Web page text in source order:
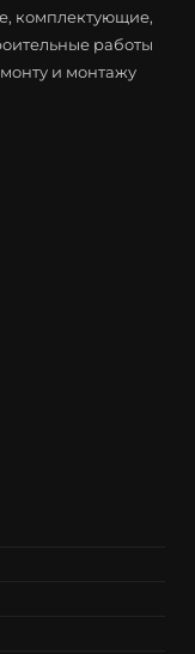
комплектующие,
работы
и монтажу